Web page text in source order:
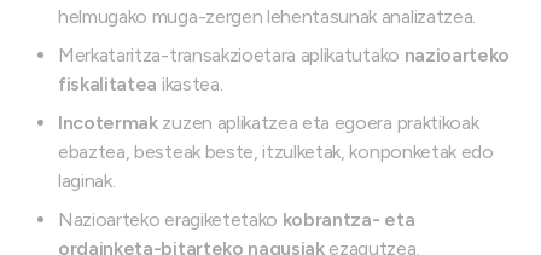
helmugako muga-zergen lehentasunak analizatzea.
Merkataritza-transakzioetara aplikatutako nazioarteko
fiskalitatea ikastea.
Incotermakzuzen aplikatzea eta egoera praktikoak
ebaztea, besteak beste, itzulketak, konponketak edo
laginak.
Nazioarteko eragiketetako kobrantza- eta
ordainketa-bitarteko nagusiak ezagutzea.